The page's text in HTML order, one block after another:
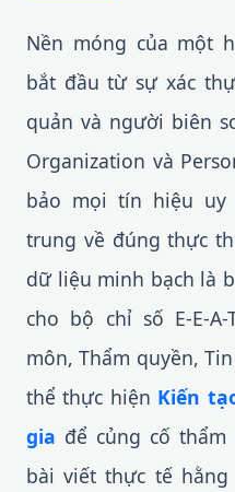
Nền móng của một
bắt đầu từ sự xác
quản và người biên
Organization và
bảo mọi tín hiệu uy
trung về đúng thực
dữ liệu minh bạch là
cho bộ chỉ số E-E-
môn, Thẩm quyền,
thể thực hiện Kiến
gia để củng cố
bài viết thực tế